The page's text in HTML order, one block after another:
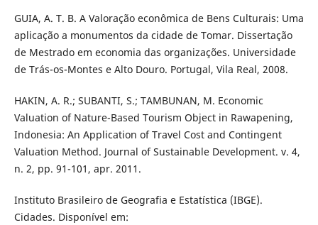
GUIA, A. T. B. A Valoração econômica de Bens Culturais: Uma
aplicação a monumentos da cidade de Tomar. Dissertação
de Mestrado em economia das organizações. Universidade
de Trás-os-Montes e Alto Douro. Portugal, Vila Real, 2008.
HAKIN, A. R.; SUBANTI, S.; TAMBUNAN, M. Economic
Valuation of Nature-Based Tourism Object in Rawapening,
Indonesia: An Application of Travel Cost and Contingent
Valuation Method. Journal of Sustainable Development. v. 4,
n. 2, pp. 91-101, apr. 2011.
Instituto Brasileiro de Geografia e Estatística (IBGE).
Cidades. Disponível em: